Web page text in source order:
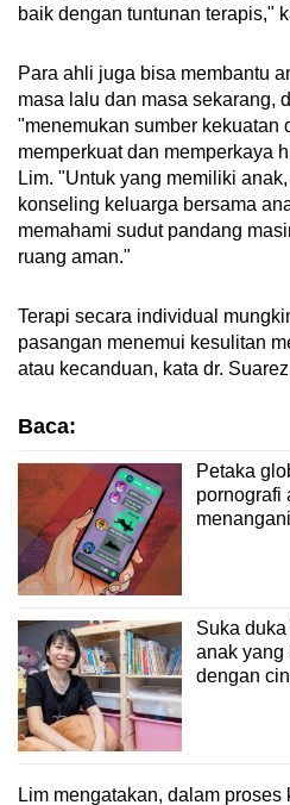
baik dengan tuntunan terapis,"
Para ahli juga bisa membantu
masa lalu dan masa sekarang,
"menemukan sumber kekuatan
memperkuat dan memperkaya
Lim. "Untuk yang memiliki
konseling keluarga bersama
memahami sudut pandang
ruang aman."
Terapi secara individual
pasangan menemui kesulitan
atau kecanduan, kata dr.
Baca:
Petaka
pornografi
Suka
anak yang
dengan
Lim mengatakan, dalam proses